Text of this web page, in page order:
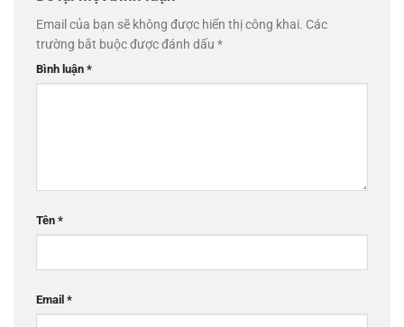
Email của bạn sẽ không được hiển thị công khai. Các
trường bắt buộc được đánh dấu *
Bình luận *
Tên *
Email *